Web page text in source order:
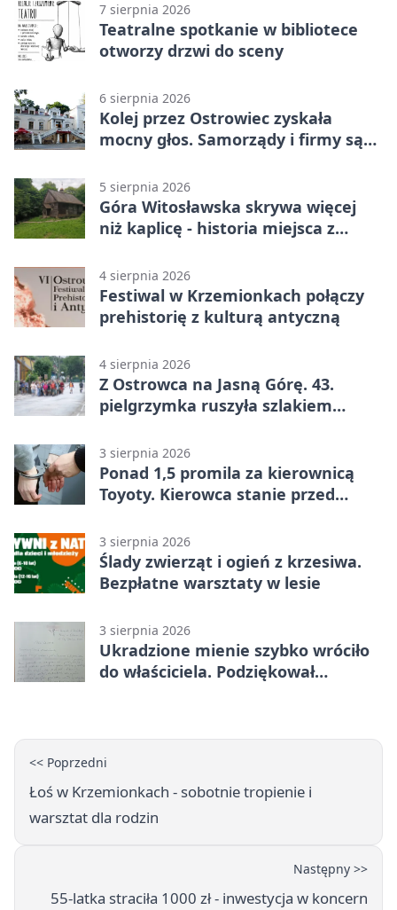
7 sierpnia 2026
Teatralne spotkanie w bibliotece
otworzy drzwi do sceny
6 sierpnia 2026
Kolej przez Ostrowiec zyskała
mocny głos. Samorządy i firmy są
5 sierpnia 2026
Góra Witosławska skrywa więcej
niż kaplicę - historia miejsca z
4 sierpnia 2026
Festiwal w Krzemionkach połączy
prehistorię z kulturą antyczną
4 sierpnia 2026
Z Ostrowca na Jasną Górę. 43.
pielgrzymka ruszyła szlakiem
3 sierpnia 2026
Ponad 1,5 promila za kierownicą
Toyoty. Kierowca stanie przed
3 sierpnia 2026
Ślady zwierząt i ogień z krzesiwa.
Bezpłatne warsztaty w lesie
3 sierpnia 2026
Ukradzione mienie szybko wróciło
do właściciela. Podziękował
<< Poprzedni
Łoś w Krzemionkach - sobotnie tropienie i
warsztat dla rodzin
Następny >>
55-latka straciła 1000 zł - inwestycja w koncern